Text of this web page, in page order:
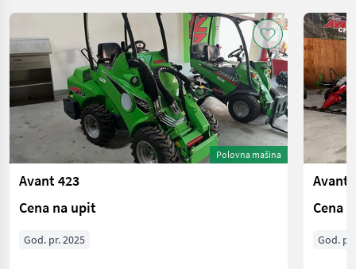
Polovna mašina
Avant 423
Cena na upit
God. pr. 2025
Avant
Cena
God.